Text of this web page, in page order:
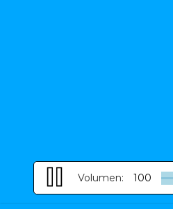
Volumen: 100